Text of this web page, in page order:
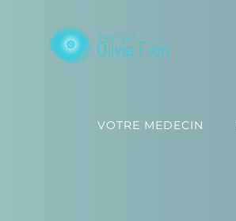
VOTRE MEDECIN